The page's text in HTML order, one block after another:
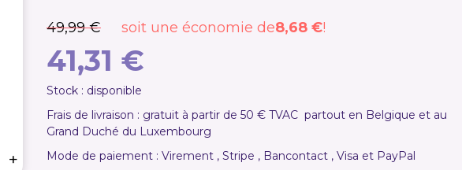
+
49,99 € soit une économie de8,68 €!
41,31 €
Stock : disponible
Frais de livraison : gratuit à partir de 50 € TVAC partout en Belgique et au
Grand Duché du Luxembourg
Mode de paiement : Virement , Stripe , Bancontact , Visa et PayPal